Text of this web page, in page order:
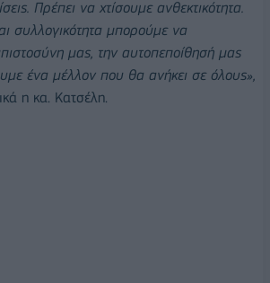
Πρέπει να χτίσουμε ανθεκτικότητα.
συλλογικότητα μπορούμε να
μας, την αυτοπεποίθησή μας
ένα μέλλον που θα ανήκει σε όλους»,
η κα. Κατσέλη.